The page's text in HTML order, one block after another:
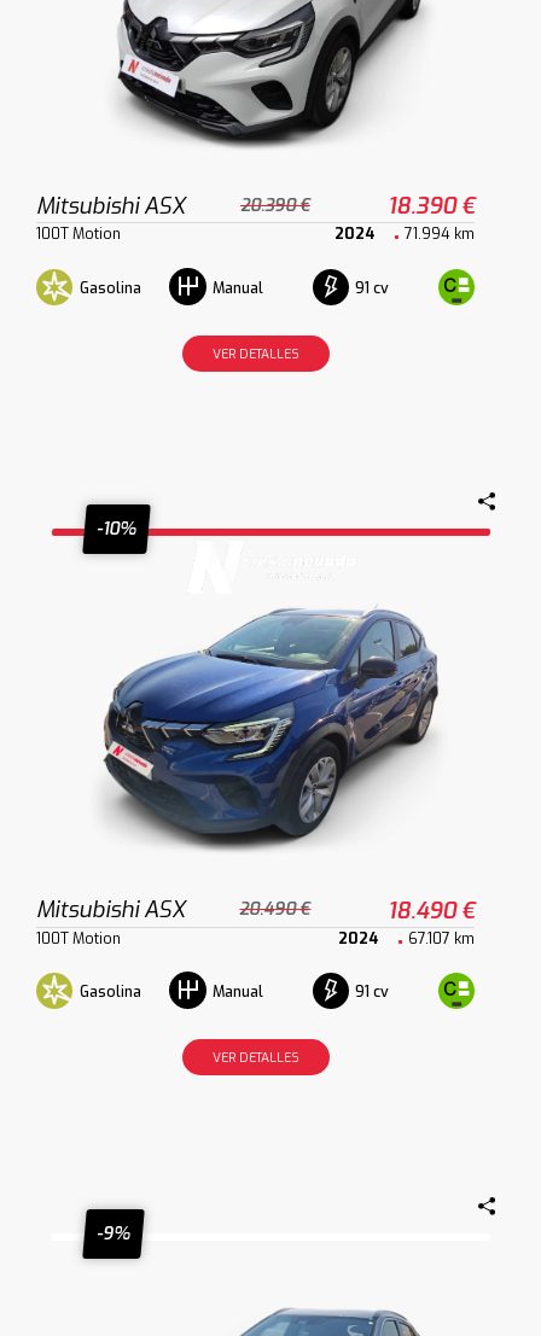
Mitsubishi ASX 20.390 € 18.390 €
100T Motion 2024 71.994 km
Gasolina Manual 91 cv
VER DETALLES
-10%
Mitsubishi ASX 20.490 € 18.490 €
100T Motion 2024 67.107 km
Gasolina Manual 91 cv
VER DETALLES
-9%